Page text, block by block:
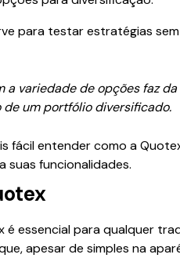
para testar estratégias
variedade de opções faz
um portfólio diversificado.
fácil entender como a
suas funcionalidades.
essencial para qualquer
apesar de simples na